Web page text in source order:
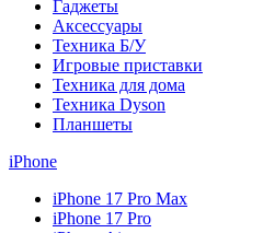
Гаджеты
Аксессуары
Техника Б/У
Игровые приставки
Техника для дома
Техника Dyson
Планшеты
iPhone
iPhone 17 Pro Max
iPhone 17 Pro